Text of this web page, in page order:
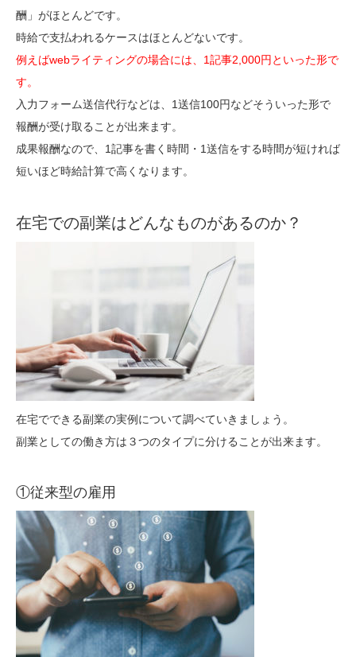
酬」がほとんどです。
時給で支払われるケースはほとんどないです。
例えばwebライティングの場合には、1記事2,000円といった形で
す。
入力フォーム送信代行などは、1送信100円などそういった形で
報酬が受け取ることが出来ます。
成果報酬なので、1記事を書く時間・1送信をする時間が短ければ
短いほど時給計算で高くなります。
在宅での副業はどんなものがあるのか？
在宅でできる副業の実例について調べていきましょう。
副業としての働き方は３つのタイプに分けることが出来ます。
①従来型の雇用